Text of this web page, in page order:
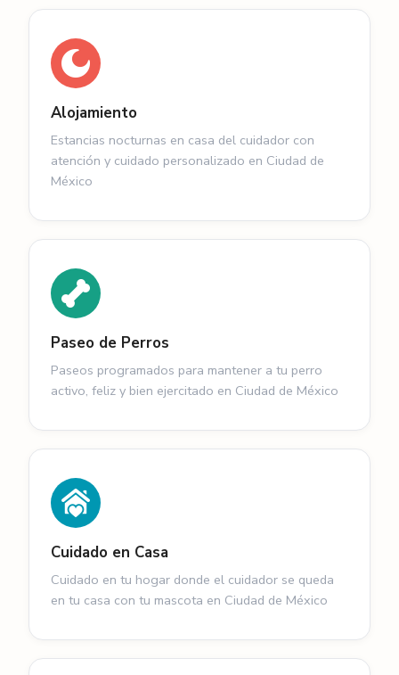
Alojamiento
Estancias nocturnas en casa del cuidador con
atención y cuidado personalizado en Ciudad de
México
Paseo de Perros
Paseos programados para mantener a tu perro
activo, feliz y bien ejercitado en Ciudad de México
Cuidado en Casa
Cuidado en tu hogar donde el cuidador se queda
en tu casa con tu mascota en Ciudad de México